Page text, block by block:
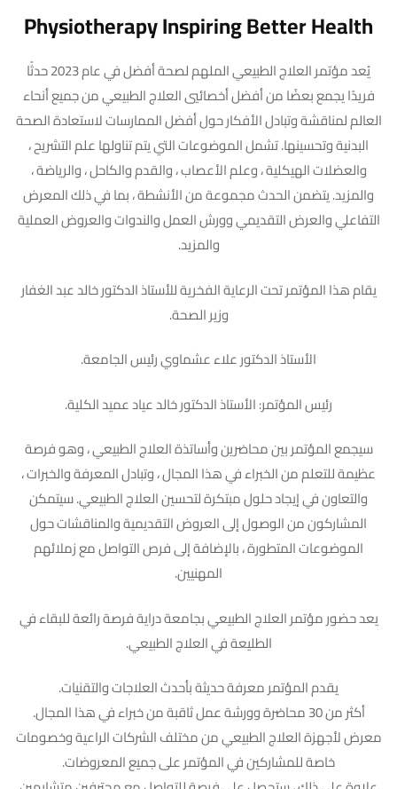
Physiotherapy Inspiring Better Health
يُعد مؤتمر العلاج الطبيعي الملهم لصحة أفضل في عام 2023 حدثًا
فريدًا يجمع بعضًا من أفضل أخصائيي العلاج الطبيعي من جميع أنحاء
العالم لمناقشة وتبادل الأفكار حول أفضل الممارسات لاستعادة الصحة
البدنية وتحسينها. تشمل الموضوعات التي يتم تناولها علم التشريح ،
والعضلات الهيكلية ، وعلم الأعصاب ، والقدم والكاحل ، والرياضة ،
والمزيد. يتضمن الحدث مجموعة من الأنشطة ، بما في ذلك المعرض
التفاعلي والعرض التقديمي وورش العمل والندوات والعروض العملية
والمزيد.
يقام هذا المؤتمر تحت الرعاية الفخرية للأستاذ الدكتور خالد عبد الغفار
وزير الصحة.
الأستاذ الدكتور علاء عشماوي رئيس الجامعة.
رئيس المؤتمر: الأستاذ الدكتور خالد عياد عميد الكلية.
سيجمع المؤتمر بين محاضرين وأساتذة العلاج الطبيعي ، وهو فرصة
عظيمة للتعلم من الخبراء في هذا المجال ، وتبادل المعرفة والخبرات ،
والتعاون في إيجاد حلول مبتكرة لتحسين العلاج الطبيعي. سيتمكن
المشاركون من الوصول إلى العروض التقديمية والمناقشات حول
الموضوعات المتطورة ، بالإضافة إلى فرص التواصل مع زملائهم
المهنيين.
يعد حضور مؤتمر العلاج الطبيعي بجامعة دراية فرصة رائعة للبقاء في
الطليعة في العلاج الطبيعي.
يقدم المؤتمر معرفة حديثة بأحدث العلاجات والتقنيات.
أكثر من 30 محاضرة وورشة عمل ثاقبة من خبراء في هذا المجال.
معرض لأجهزة العلاج الطبيعي من مختلف الشركات الراعية وخصومات
خاصة للمشاركين في المؤتمر على جميع المعروضات.